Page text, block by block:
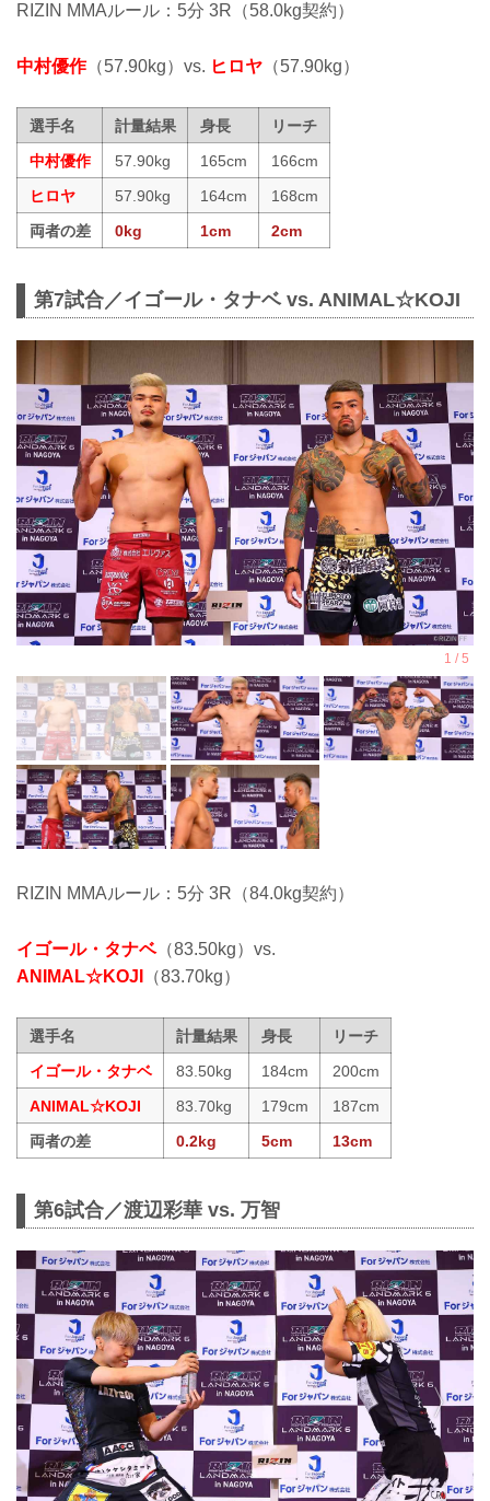
RIZIN MMAルール：5分 3R（58.0kg契約）
中村優作（57.90kg）vs. ヒロヤ （57.90kg）
選手名 計量結果 身長
リーチ
中村優作
57.90kg 165cm
166cm
ヒロヤ
57.90kg 164cm
168cm
両者の差
0kg 1cm 2cm
第7試合／イゴール・タナベ vs. ANIMAL☆KOJI
RIZIN MMAルール：5分 3R（84.0kg契約）
イゴール・タナベ（83.50kg）vs.
ANIMAL☆KOJI
（83.70kg）
選手名 計量結果 身長
リーチ
イゴール・タナベ
83.50kg 184cm
200cm
ANIMAL☆KOJI
83.70kg 179cm
187cm
両者の差
0.2kg 5cm 13cm
第6試合／渡辺彩華 vs. 万智